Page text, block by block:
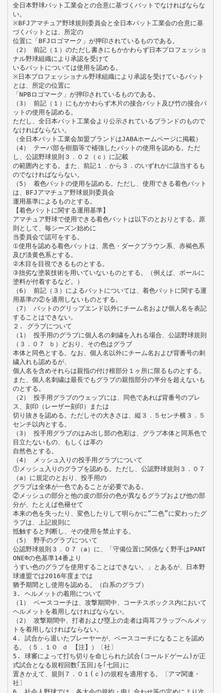
全日本野球バット工業会との合意に基づくバットでなければならな
い。
※BFJアマチュア野球規則委員会と全日本バット工業会の合意に基
づくバットとは、所定の
位置に「BFJロゴマーク」が押印されているものである。
（2） 前記（１）のただし書きにもかかわらず日本プロフェッショ
ナル野球組織により承認を受けて
いるバットについては使用を認める。
※日本プロフェッショナル野球組織により承認を受けているバット
とは、所定の位置に
「NPBロゴマーク」が押印されているものである。
（3） 前記（１）にもかかわらず木片の接合バット及び竹の接合バ
ットの使用を認める。
ただし、全日本バット工業会より公示されているブランドのもので
なければならない。
（全日本バット工業会加盟ブランドはJABAホームページに掲載）
（4） テーパ部を樹脂等で補強したバットの使用を認める。ただ
し、公認野球規則３．０２（ｃ）に記載
の範囲内とする。また、前記１．から３．のいずれかに該当するも
のでなければならない。
（5） 着色バットの使用を認める。ただし、使用できる着色バット
は、BFJアマチュア野球規則委員会
運用基準によるものとする。
【着色バットに関する運用基準】
アマチュア野球で使用できる着色バットは以下のとおりとする。原
則として、毎シーズン始めに
当委員会で認可をする。
①使用を認める着色バットは、黒色・ダークブラウン系、赤褐色系
及び淡黄色系とする。
②木目を目視できるものとする。
③拙劣な塗装技術を用いていないものとする。（例えば、ボールに
塗料が付着するなど。）
（6） 前記（３）によるバットについては、着色バットに関する運
用基準の②を適用しないものとする。
（7） バットのグリップエンド以外にチーム名および個人名を表記
することはできない。
２. グラブについて
（1） 投手用のグラブに個人名の刺繍を入れる場合、公認野球規則
（３．０７ ｂ）どおり、その色はグラブ
本体と同色とする。なお、個人名以外にチーム名および背番号の刺
繍入れも認めるが、
個人名を含めそれらは親指の付け根部分１ヶ所に限るものとする。
また、個人名刺繍は最長でもグラブの親指部分の半分を超えないも
のとする。
（2） 投手用グラブのウェッブには、同色であれば背番号のプレ
ス、刻印（レーザー刻印）または
切り抜きを認める。ただしその大きさは、縦３．５センチ横３．５
センチ以内とする。
（3） 投手用グラブのはみ出し部の色彩は、グラブ本体と同系色で
目立たないもの、もしくは革の
自然色とする。
（4） メッシュ入りの投手用グラブについて
①メッシュ入りのグラブを認める。ただし、公認野球規則３．０７
（a）に規定のとおり、投手用の
グラブは全体が一色であることが必要である。
②メッシュの部分と他の皮の部分の色が異なるグラブおよび他の部
分が、たとえば色褪せて
本来の色を失ったり、変色したりして明らかに“二色”に変わったグ
ラブは、上記規則に
抵触すると判断し、その使用を禁止する。
（5） 野手のグラブについて
公認野球規則３．０７（a）に、「守備位置に関係なく野手はPANT
ONE®の色基準14番より
うすい色のグラブを使用することはできない。」とあるが、日本野
球連盟では2016年度までは
猶予期間とし使用を認める。（白系のグラブ）
3. ヘルメットの着用について
（1） ベースコーチは、攻撃期間中、コーチスボックス内において
ヘルメットを着用しなければならない。
（2） 攻撃期間中、打者および塁上の走者は両耳フラップヘルメッ
トを着用しなければならない。
4. 試合から退いたプレーヤーが、ベースコーチになることを認め
る。（５．１０ ｄ 【注】）〔社〕
5. 球審によって打ち切りを命じられた試合(コールドゲーム)が正
式試合となる規程回数｢五回｣を｢七回｣に
置きかえて、規則７．０１(ｃ)の規程を適用する。〔アマ関連・
社〕
6. 社会人野球では、各大会の規約・申し合わせ等の定めにより次